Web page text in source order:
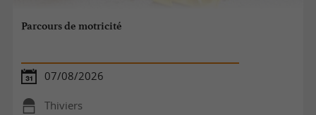
Parcours de motricité
07/08/2026
Thiviers